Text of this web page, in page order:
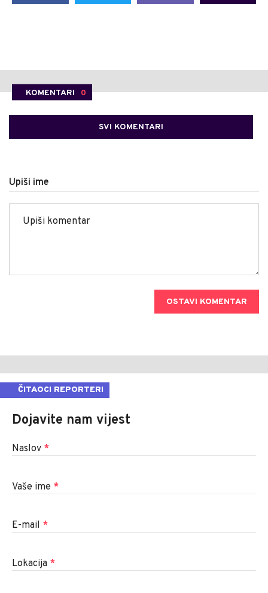
KOMENTARI 0
SVI KOMENTARI
Upiši ime
OSTAVI KOMENTAR
ČITAOCI REPORTERI
Dojavite nam vijest
Naslov *
Vaše ime *
E-mail *
Lokacija *